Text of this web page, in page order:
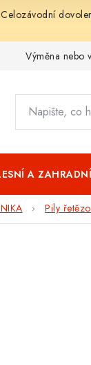
Celozávodní
Výměna nebo
A
Pily